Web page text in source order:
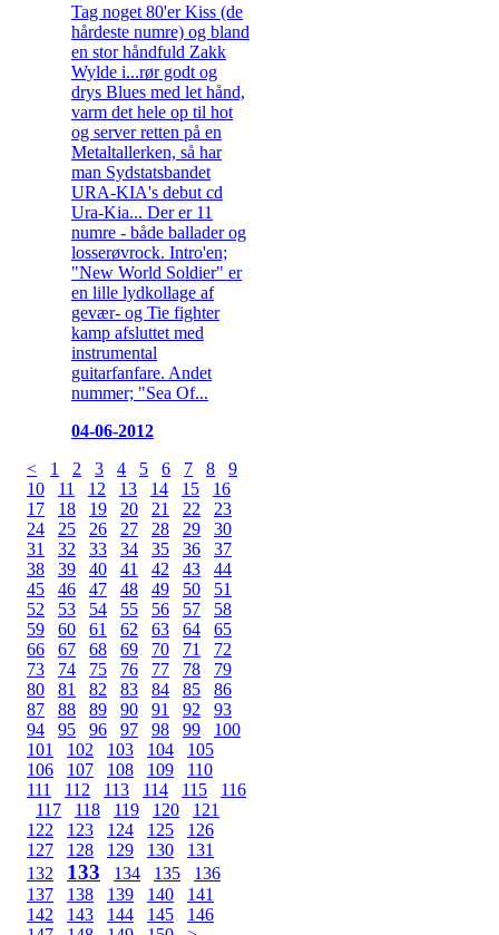
Tag noget 80'er Kiss (de
hårdeste numre) og bland
en stor håndfuld Zakk
Wylde i...rør godt og
drys Blues med let hånd,
varm det hele op til hot
og server retten på en
Metaltallerken, så har
man Sydstatsbandet
URA-KIA's debut cd
Ura-Kia... Der er 11
numre - både ballader og
losserøvrock. Intro'en;
"New World Soldier" er
en lille lydkollage af
gevær- og Tie fighter
kamp afsluttet med
instrumental
guitarfanfare. Andet
nummer; "Sea Of...
04-06-2012
<
1 2 3 4 5 6 7 8
9
10
11 12 13 14 15
16
17
18 19 20 21 22
23
24
25 26 27 28 29
30
31
32 33 34 35 36
37
38
39 40 41 42 43
44
45
46 47 48 49 50
51
52
53 54 55 56 57
58
59
60 61 62 63 64
65
66
67 68 69 70 71
72
73
74 75 76 77 78
79
80
81 82 83 84 85
86
87
88 89 90 91 92
93
94
95 96 97 98 99
100
101
102 103 104
105
106
107 108 109
110
111
112 113 114 115
116
117
118 119 120
121
122
123 124 125
126
127
128 129 130
131
132
133 134 135
136
137
138 139 140
141
142
143 144 145
146